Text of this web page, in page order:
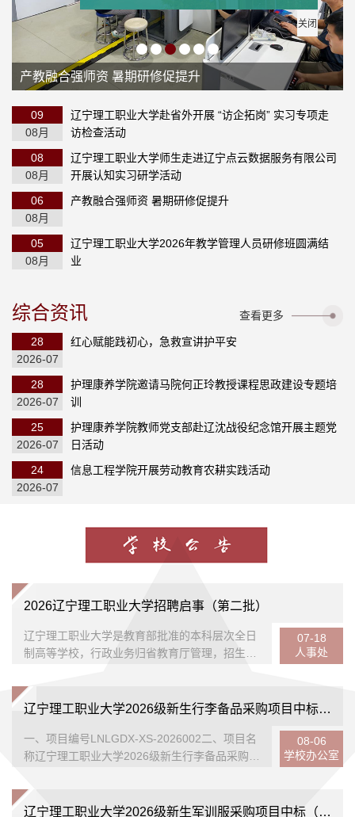
产教融合强师资 暑期研修促提升
09
08月
辽宁理工职业大学赴省外开展 “访企拓岗” 实习专项走
访检查活动
08
08月
辽宁理工职业大学师生走进辽宁点云数据服务有限公司
开展认知实习研学活动
06
08月
产教融合强师资 暑期研修促提升
05
08月
辽宁理工职业大学2026年教学管理人员研修班圆满结
业
综合资讯 查看更多
28
2026-07
红心赋能践初心，急救宣讲护平安
28
2026-07
护理康养学院邀请马院何正玲教授课程思政建设专题培
训
25
2026-07
护理康养学院教师党支部赴辽沈战役纪念馆开展主题党
日活动
24
2026-07
信息工程学院开展劳动教育农耕实践活动
2026辽宁理工职业大学招聘启事（第二批）
辽宁理工职业大学是教育部批准的本科层次全日
制高等学校，行政业务归省教育厅管理，招生列
年，专科学制三年。依据国家办学要求，为满足
学校发展需要，现面向社会进行公开招聘。一、
政治素质高，遵纪守法，热爱党的教育事业，具
有高度的责任心、进取心及良好的职业道德素养
创新能力，具备较强的...
07-18
人事处
辽宁理工职业大学2026级新生行李备品采购项目中标（成交）结果公告
一、项目编号LNLGDX-XS-2026002二、项目名
称辽宁理工职业大学2026级新生行李备品采购项
学2026级新生行李备品采购项目供应商名称：朝
阳北大棉制品有限公司供应商地址：辽宁省朝阳
08-06
学校办公室
辽宁理工职业大学2026级新生军训服采购项目中标（成交）结果公告
关闭